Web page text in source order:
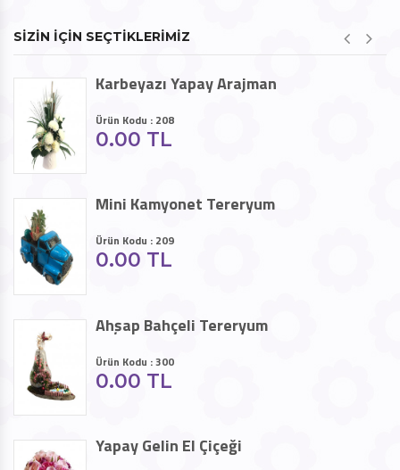
SİZİN İÇİN SEÇTİKLERİMİZ
Karbeyazı Yapay Arajman
Ürün Kodu : 208
0.00 TL
Mini Kamyonet Tereryum
Ürün Kodu : 209
0.00 TL
Ahşap Bahçeli Tereryum
Ürün Kodu : 300
0.00 TL
Yapay Gelin El Çiçeği